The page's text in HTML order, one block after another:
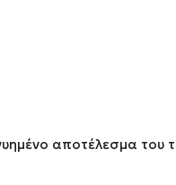
αποτέλεσμα του